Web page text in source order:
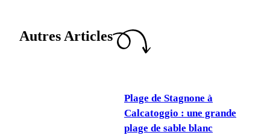
Autres Articles
Plage de Stagnone à
Calcatoggio : une grande
plage de sable blanc